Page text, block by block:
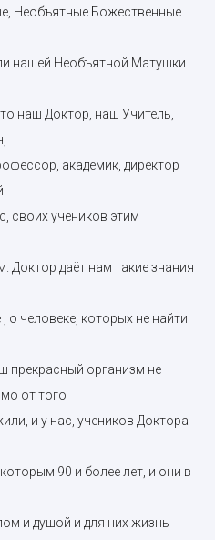
Необъятные Божественные
нашей Необъятной Матушки
наш Доктор, наш Учитель,
академик, директор
своих учеников этим
даёт нам такие знания
о человеке, которых не найти
прекрасный организм не
от того
и у нас, учеников Доктора
90 и более лет, и они в
и душой и для них жизнь